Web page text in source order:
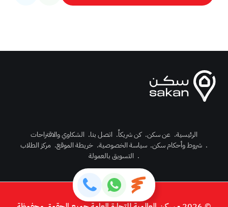
الرئيسية. عن سكن. كن شريكاً. اتصل بنا. الشكاوي والاقتراحات
. شروط وأحكام سكن. سياسة الخصوصية. خريطة الموقع. مركز الطلاب
. التسويق بالعمولة